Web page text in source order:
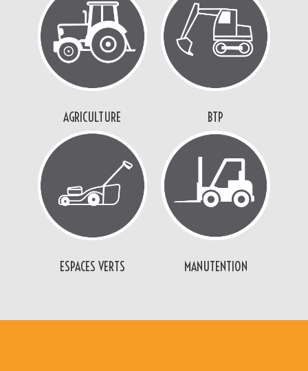
AGRICULTURE BTP
ESPACES VERTS MANUTENTION